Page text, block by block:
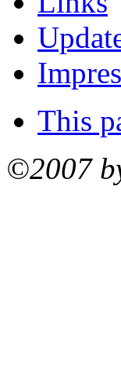
This
©2007